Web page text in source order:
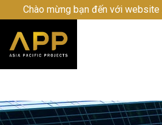
Chào mừng bạn đến với